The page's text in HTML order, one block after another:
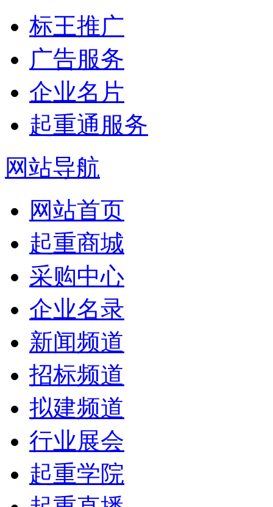
标王推广
广告服务
企业名片
起重通服务
网站导航
网站首页
起重商城
采购中心
企业名录
新闻频道
招标频道
拟建频道
行业展会
起重学院